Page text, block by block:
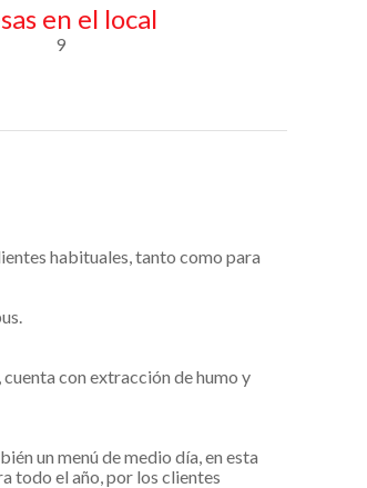
en el local
9
habituales, tanto como para
con extracción de humo y
un menú de medio día, en esta
todo el año, por los clientes